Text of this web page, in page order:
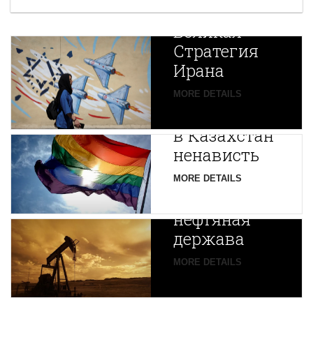
Новая
Великая
Стратегия
Ирана
MORE DETAILS
Путин
в Казахстан
ненависть
MORE DETAILS
Центральной
Азии
зарождается
нефтяная
держава
MORE DETAILS